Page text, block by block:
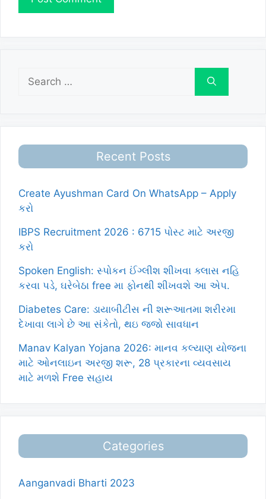
Search
for:
Recent Posts
Create Ayushman Card On WhatsApp – Apply
કરો
IBPS Recruitment 2026 : 6715 પોસ્ટ માટે અરજી
કરો
Spoken English: સ્પોકન ઈંગ્લીશ શીખવા ક્લાસ નહિ
કરવા પડે, ઘરેબેઠા free મા ફોનથી શીખવશે આ એપ.
Diabetes Care: ડાયાબીટીસ ની શરૂઆતમા શરીરમા
દેખાવા લાગે છે આ સંકેતો, થઇ જજો સાવધાન
Manav Kalyan Yojana 2026: માનવ કલ્યાણ યોજના
માટે ઓનલાઇન અરજી શરૂ, 28 પ્રકારના વ્યવસાય
માટે મળશે Free સહાય
Categories
Aanganvadi Bharti 2023